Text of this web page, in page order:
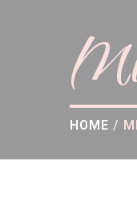
HOME /